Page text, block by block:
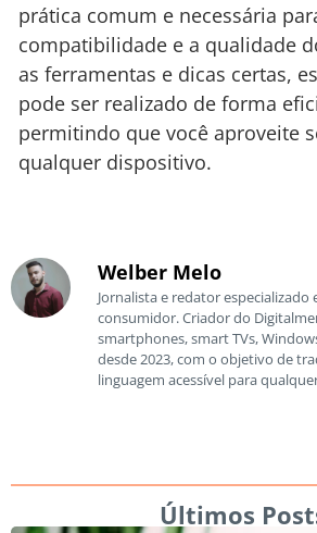
prática comum e necessária
compatibilidade e a qualidade
as ferramentas e dicas certas,
pode ser realizado de forma
permitindo que você aproveite
qualquer dispositivo.
Welber Melo
Jornalista e redator especializado
consumidor. Criador do
smartphones, smart TVs,
desde 2023, com o objetivo de
linguagem acessível para
Últimos